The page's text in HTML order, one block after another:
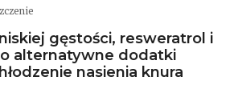
gęstości, resweratrol i
alternatywne dodatki
nasienia knura